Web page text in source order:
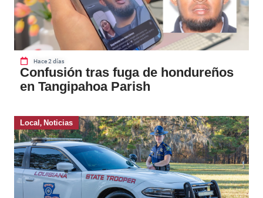
Hace 2 días
Confusión tras fuga de hondureños
en Tangipahoa Parish
Local, Noticias